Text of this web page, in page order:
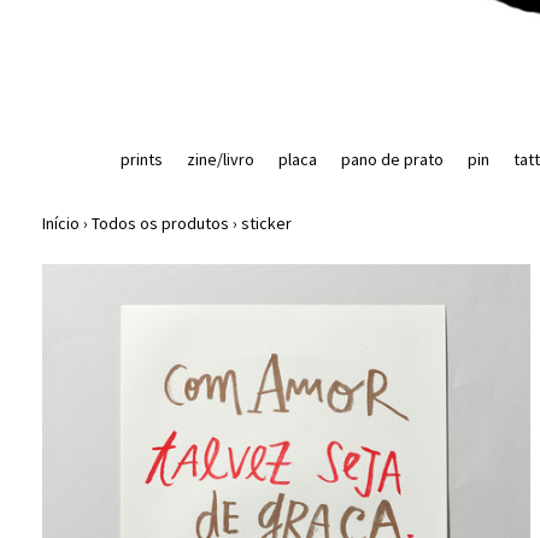
prints zine/livro placa pano de prato pin
Início › Todos os produtos › sticker